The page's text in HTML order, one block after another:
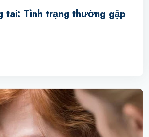
tai: Tình trạng thường gặp